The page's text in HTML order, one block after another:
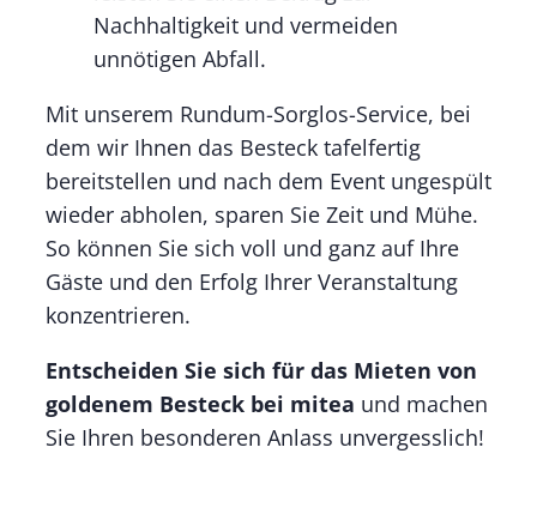
Nachhaltigkeit und vermeiden
unnötigen Abfall.
Mit unserem Rundum-Sorglos-Service, bei
dem wir Ihnen das Besteck tafelfertig
bereitstellen und nach dem Event ungespült
wieder abholen, sparen Sie Zeit und Mühe.
So können Sie sich voll und ganz auf Ihre
Gäste und den Erfolg Ihrer Veranstaltung
konzentrieren.
Entscheiden Sie sich für das Mieten von
goldenem Besteck bei mitea und machen
Sie Ihren besonderen Anlass unvergesslich!